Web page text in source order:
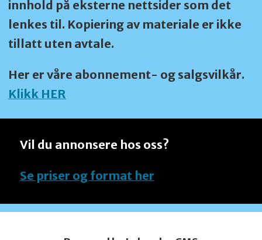
innhold på eksterne nettsider som det
lenkes til. Kopiering av materiale er ikke
tillatt uten avtale.
Her er våre abonnement- og salgsvilkår.
Klikk HER
Vil du annonsere hos oss?
Se priser og format her